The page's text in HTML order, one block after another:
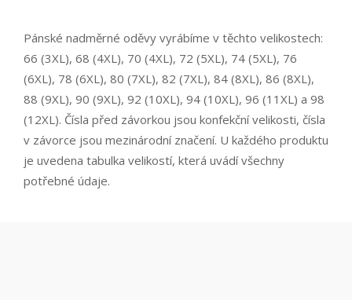
Pánské nadměrné oděvy vyrábíme v těchto velikostech:
66 (3XL), 68 (4XL), 70 (4XL), 72 (5XL), 74 (5XL), 76
(6XL), 78 (6XL), 80 (7XL), 82 (7XL), 84 (8XL), 86 (8XL),
88 (9XL), 90 (9XL), 92 (10XL), 94 (10XL), 96 (11XL) a 98
(12XL). Čísla před závorkou jsou konfekční velikosti, čísla
v závorce jsou mezinárodní značení. U každého produktu
je uvedena tabulka velikostí, která uvádí všechny
potřebné údaje.